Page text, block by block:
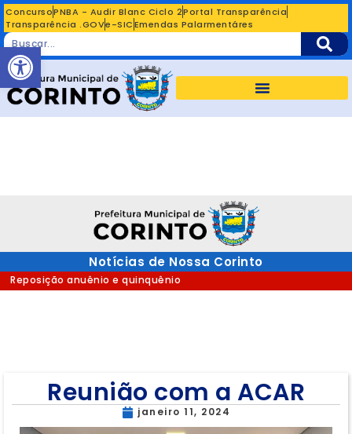
ConcursoPNBA - Audir Blanc Ciclo 2Portal Transparência
Transparência .GOVe-SICEmendas Palarmentáres
Notícias de Nossa Corinto
Reposição anuênio e quinquênio
Reunião com a ACAR
janeiro 11, 2024
Abrir a barra de ferramentas